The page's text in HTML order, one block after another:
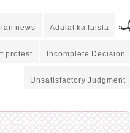
Adalat ka faisla
news
Incomplete Decision
protest
Unsatisfactory Judgment